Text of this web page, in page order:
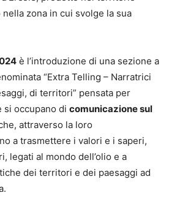
nella zona in cui svolge la sua
è l’introduzione di una sezione a
“Extra Telling – Narratrici
di territori” pensata per
si occupano di comunicazione sul
attraverso la loro
a trasmettere i valori e i saperi,
legati al mondo dell’olio e a
dei territori e dei paesaggi ad